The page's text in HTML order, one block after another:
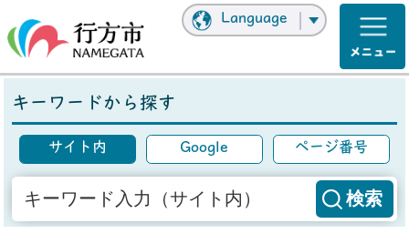
Language
キーワードから探す
サイト内 Google ページ番号